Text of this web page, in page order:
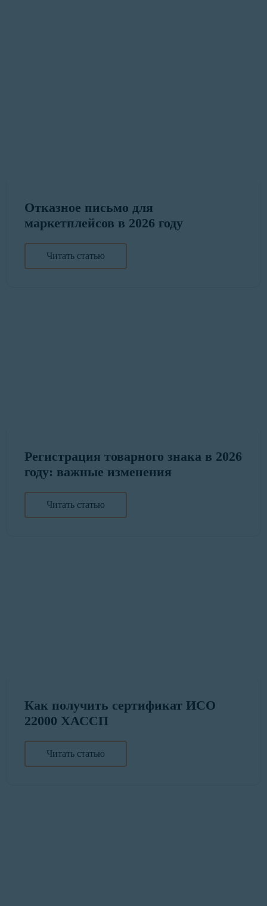
Отказное письмо для
маркетплейсов в 2026 году
Читать статью
Регистрация товарного знака в 2026
году: важные изменения
Читать статью
Как получить сертификат ИСО
22000 ХАССП
Читать статью